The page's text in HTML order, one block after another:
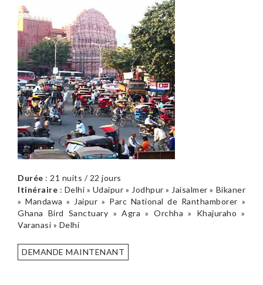
Durée : 21 nuits / 22 jours
Itinéraire : Delhi » Udaipur » Jodhpur » Jaisalmer » Bikaner
» Mandawa » Jaipur » Parc National de Ranthamborer »
Ghana Bird Sanctuary » Agra » Orchha » Khajuraho »
Varanasi » Delhi
DEMANDE MAINTENANT